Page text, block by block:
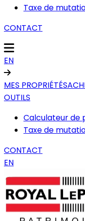
Taxe de
CONTACT
EN
MES PROPRIÉTÉS
OUTILS
Calculateur de
Taxe de
CONTACT
EN